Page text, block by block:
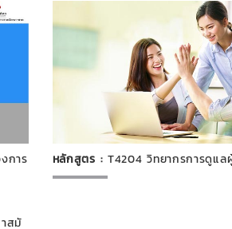
การ
สมั
หลักสูตร : T4204 วิทยากรการดูแล